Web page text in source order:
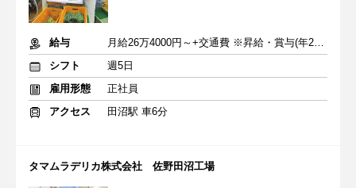
給与
月給26万4000円～+交通費 ※昇給・賞与(年2回)あり
シフト
週5日
雇用形態
正社員
アクセス
田沼駅 車6分
タマムラデリカ株式会社 佐野田沼工場